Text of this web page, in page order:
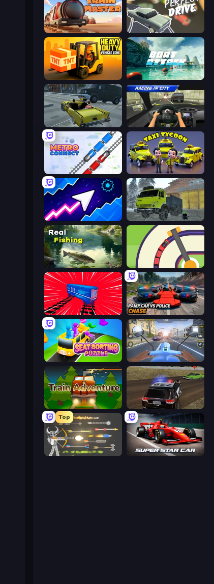
Train Master Perfect Drive
Boat Attack
Freak Taxi Simulator Racing in City
Metro Connect Taxi Tycoon: Idle Business
Space Waves Taiga Car Driver
Real Fishing Simulator Crazy Train Snake
Train Drift Ramp Car VS Police: CHASE
Seat Sorting Puzzle Moto Racing Club
Train Adventure POLICE Chase Simulator
Top
Ragdoll Archers Super Star Car